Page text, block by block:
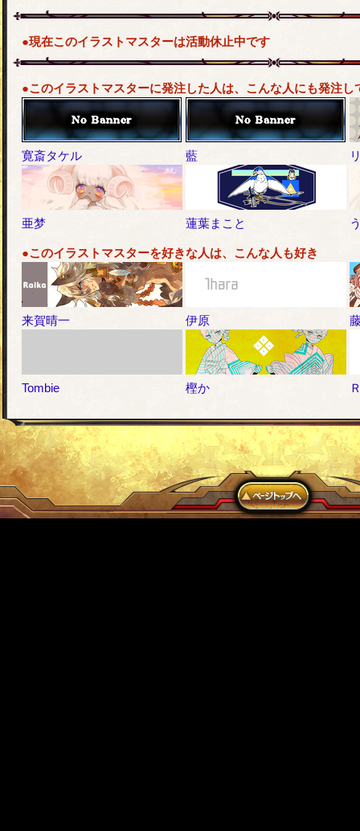
●現在このイラストマスターは活動休止中です
●このイラストマスターに発注した人は、こんな人にも発注し
寛斎タケル 藍
亜梦 蓮葉まこと
●このイラストマスターを好きな人は、こんな人も好き
来賀晴一 伊原
Tombie 樫か